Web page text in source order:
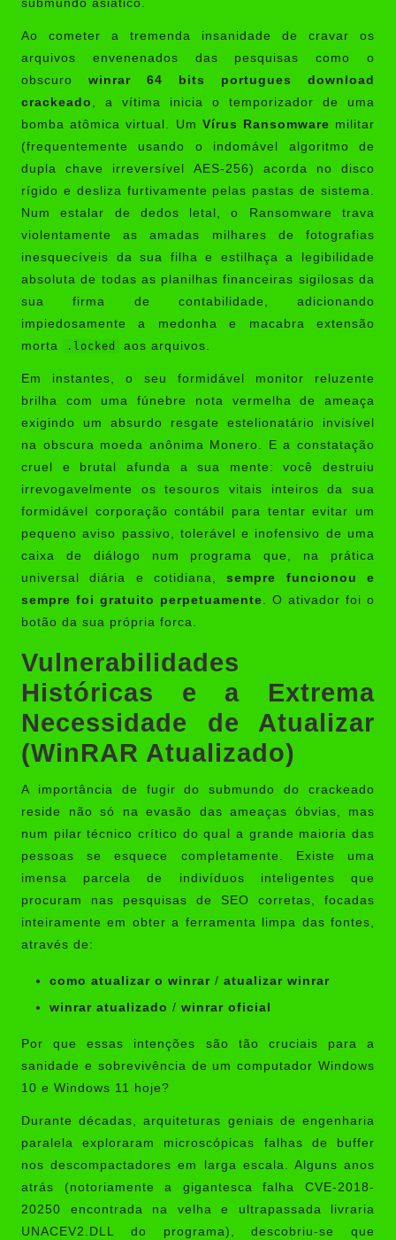
submundo asiático.
Ao cometer a tremenda insanidade de cravar os
arquivos envenenados das pesquisas como o
obscuro winrar 64 bits portugues download
crackeado
, a vítima inicia o temporizador de uma
bomba atômica virtual. Um Vírus Ransomware militar
(frequentemente usando o indomável algoritmo de
dupla chave irreversível AES-256) acorda no disco
rígido e desliza furtivamente pelas pastas de sistema.
Num estalar de dedos letal, o Ransomware trava
violentamente as amadas milhares de fotografias
inesquecíveis da sua filha e estilhaça a legibilidade
absoluta de todas as planilhas financeiras sigilosas da
sua firma de contabilidade, adicionando
impiedosamente a medonha e macabra extensão
morta
.locked aos arquivos.
Em instantes, o seu formidável monitor reluzente
brilha com uma fúnebre nota vermelha de ameaça
exigindo um absurdo resgate estelionatário invisível
na obscura moeda anônima Monero. E a constatação
cruel e brutal afunda a sua mente: você destruiu
irrevogavelmente os tesouros vitais inteiros da sua
formidável corporação contábil para tentar evitar um
pequeno aviso passivo, tolerável e inofensivo de uma
caixa de diálogo num programa que, na prática
universal diária e cotidiana,sempre funcionou e
sempre foi gratuito perpetuamente . O ativador foi o
botão da sua própria forca.
Vulnerabilidades
Históricas e a Extrema
Necessidade de Atualizar
(WinRAR Atualizado)
A importância de fugir do submundo do crackeado
reside não só na evasão das ameaças óbvias, mas
num pilar técnico crítico do qual a grande maioria das
pessoas se esquece completamente. Existe uma
imensa parcela de indivíduos inteligentes que
procuram nas pesquisas de SEO corretas, focadas
inteiramente em obter a ferramenta limpa das fontes,
através de:
como atualizar o winrar / atualizar winrar
winrar atualizado / winrar oficial
Por que essas intenções são tão cruciais para a
sanidade e sobrevivência de um computador Windows
10 e Windows 11 hoje?
Durante décadas, arquiteturas geniais de engenharia
paralela exploraram microscópicas falhas de buffer
nos descompactadores em larga escala. Alguns anos
atrás (notoriamente a gigantesca falha CVE-2018-
20250 encontrada na velha e ultrapassada livraria
UNACEV2.DLL do programa), descobriu-se que